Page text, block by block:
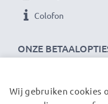
ONZE
Colofon
ONZE
Wij gebruiken cookies